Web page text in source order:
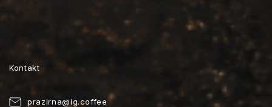
Kontakt
prazirna@ig.coffee